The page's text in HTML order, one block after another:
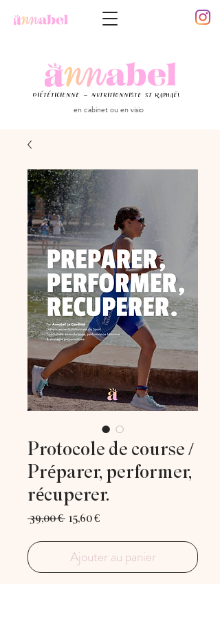
Diététicienne - Nutritionniste St Raphaël
en cabinet ou en visio
Protocole de course /
Préparer, performer,
récuperer.
39,00 € Prix
15,60 €Prix
Ajouter au panier